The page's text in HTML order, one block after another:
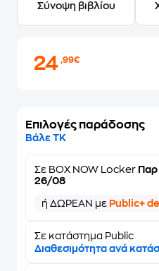
Σύνοψη βιβλίου
24,99€
Επιλογές παράδοσης
Βάλε ΤΚ
Σε BOX NOW Locker Παρ
26/08
ή ΔΩΡΕΑΝ με Public+
Σε κατάστημα Public
Διαθεσιμότητα ανά